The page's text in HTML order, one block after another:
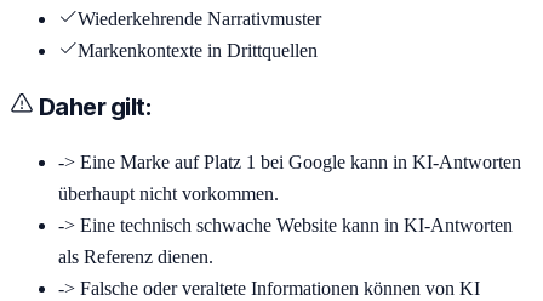
Wiederkehrende Narrativmuster
Markenkontexte in Drittquellen
Daher gilt:
-> Eine Marke auf Platz 1 bei Google kann in KI-Antworten
überhaupt nicht vorkommen.
-> Eine technisch schwache Website kann in KI-Antworten
als Referenz dienen.
-> Falsche oder veraltete Informationen können von KI